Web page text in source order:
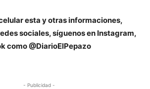
esta y otras informaciones,
sociales, síguenos en Instagram,
como @DiarioElPepazo
- Publicidad -